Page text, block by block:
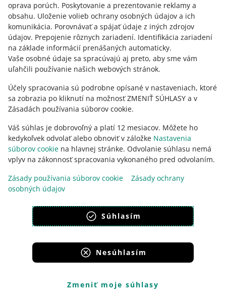
oprava porúch. Poskytovanie a prezentovanie reklamy a
obsahu. Uloženie volieb ochrany osobných údajov a ich
komunikácia. Porovnávať a spájať údaje z iných zdrojov
údajov. Prepojenie rôznych zariadení. Identifikácia zariadení
na základe informácií prenášaných automaticky.
Vaše osobné údaje sa spracúvajú aj preto, aby sme vám
uľahčili používanie našich webových stránok.
Účely spracovania sú podrobne opísané v nastaveniach, ktoré
sa zobrazia po kliknutí na možnosť ZMENIŤ SÚHLASY a v
Zásadách používania súborov cookie.
Váš súhlas je dobrovoľný a platí 12 mesiacov. Môžete ho
kedykoľvek odvolať alebo obnoviť v záložke Nastavenia
súborov cookie na hlavnej stránke. Odvolanie súhlasu nemá
vplyv na zákonnosť spracovania vykonaného pred odvolaním.
Zásady používania súborov cookie
Zásady ochrany
osobných údajov
Súhlasím
Nesúhlasím
Zmeniť moje súhlasy
Po výpočte splatnej sumy DPH, vyplnení a odoslaní
formulára DPOSS_EUv01 zaplaťte daň:
celou sumou DPH Finančnej správe Slovenskej
republiky. Platobné inštrukcie na úhradu daňovej
povinnosti vám pošle Finančný správa na email.
počas platby pridajte referenčné číslo daňového
priznania k DPH, ktorého sa platba týka
prevod vykonajte v (EUR najneskôr do konca mesiaca
nasledujúceho po štvrťroku, v ktorom ste podali
vyhlásenie). Za deň úhrady sa považuje deň, kedy
bola platba pripísaná na účet v Štátnej pokladnici
(platobný príkaz na zaplatenie dane v banke musí byť
zadaný v dostatočnom predstihu, aby bola platba včas
pripísaná na účet v Štátnej pokladnici).
Finančná správa Slovenskej republiky rozdeľuje platbu
referenčné číslo vyhlásenia, nebude možné rozdeliť
platbu medzi členské štáty spotreby. To zase
môže viesť
k nedoplatkom, ktoré budete musieť vyrovnať priamo
s členskými štátmi spotreby. To isté sa môže stať, ak